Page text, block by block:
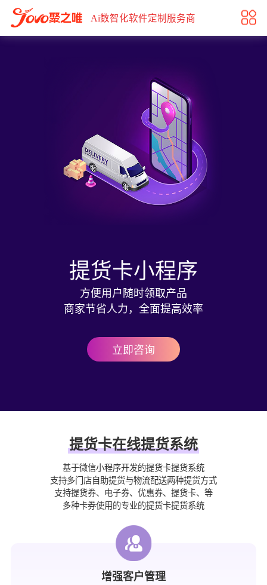
礼品提货解决方案
Ai数智化软件定制服务商
提货卡小程序
方便用户随时领取产品
商家节省人力，全面提高效率
立即咨询
提货卡在线提货系统
基于微信小程序开发的提货卡提货系统
支持多门店自助提货与物流配送两种提货方式
支持提货券、电子券、优惠券、提货卡、等
多种卡券使用的专业的提货卡提货系统
增强客户管理